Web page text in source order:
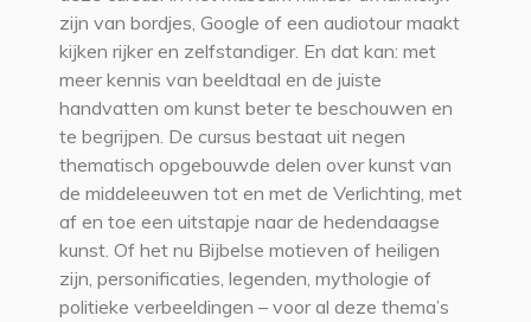
zijn van bordjes, Google of een audiotour maakt
kijken rijker en zelfstandiger. En dat kan: met
meer kennis van beeldtaal en de juiste
handvatten om kunst beter te beschouwen en
te begrijpen. De cursus bestaat uit negen
thematisch opgebouwde delen over kunst van
de middeleeuwen tot en met de Verlichting, met
af en toe een uitstapje naar de hedendaagse
kunst. Of het nu Bijbelse motieven of heiligen
zijn, personificaties, legenden, mythologie of
politieke verbeeldingen – voor al deze thema’s